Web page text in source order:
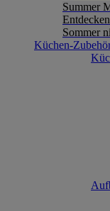
Summer
Sommer
Küchen-